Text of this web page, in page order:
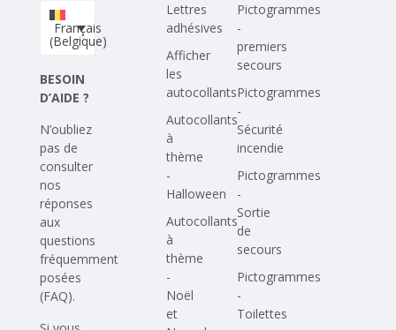
Téléchargez votre propre conception
Corona Covid-19
Français
(Belgique)
BESOIN
D’AIDE ?
N’oubliez
pas de
consulter
nos
réponses
aux
questions
fréquemment
posées
(FAQ).
Lettres
adhésives
Afficher
les
autocollants
Autocollants
à
thème
-
Halloween
Autocollants
à
thème
-
Noël
et
Pictogrammes
-
premiers
secours
Pictogrammes
-
Sécurité
incendie
Pictogrammes
-
Sortie
de
secours
Pictogrammes
-
Toilettes